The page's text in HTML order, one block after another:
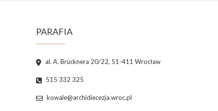
PARAFIA
al. A. Brücknera 20/22, 51-411 Wrocław
515 332 325
kowale@archidiecezja.wroc.pl